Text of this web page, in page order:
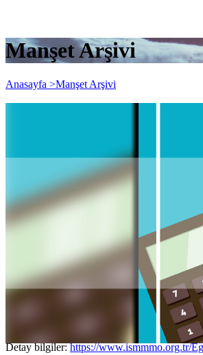
Manşet Arşivi
Anasayfa >Manşet Arşivi
KGK Bağımsız Denetçiler
Eğitim Kapsamında
Standartları TFRS ve
Programına Ön Kayıtlar
Detay bilgiler:https://www.ismmmo.org.tr/